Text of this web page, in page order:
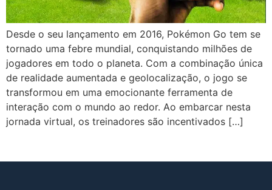
Desde o seu lançamento em 2016, Pokémon Go tem se
tornado uma febre mundial, conquistando milhões de
jogadores em todo o planeta. Com a combinação única
de realidade aumentada e geolocalização, o jogo se
transformou em uma emocionante ferramenta de
interação com o mundo ao redor. Ao embarcar nesta
jornada virtual, os treinadores são incentivados […]